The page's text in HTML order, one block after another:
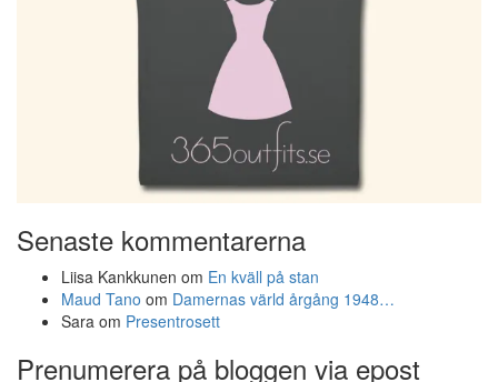
Senaste kommentarerna
Liisa Kankkunen om En kväll på stan
Maud Tano om Damernas värld årgång 1948…
Sara om Presentrosett
Prenumerera på bloggen via epost